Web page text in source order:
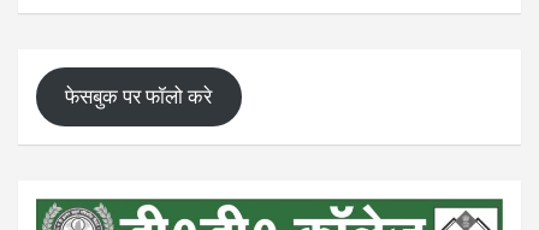
फेसबुक पर फॉलो करे